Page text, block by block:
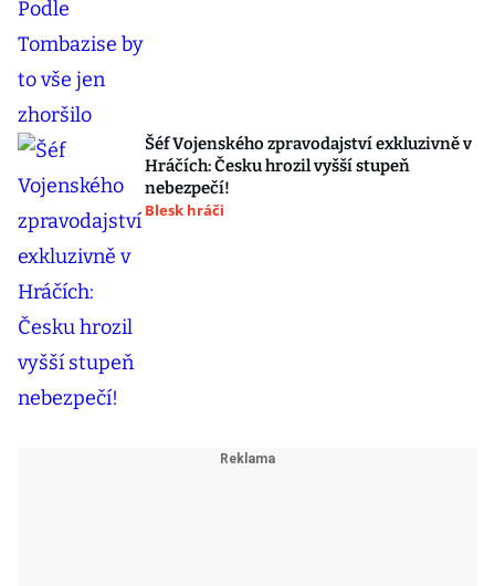
Šéf Vojenského zpravodajství exkluzivně v
Hráčích: Česku hrozil vyšší stupeň
nebezpečí!
Blesk hráči